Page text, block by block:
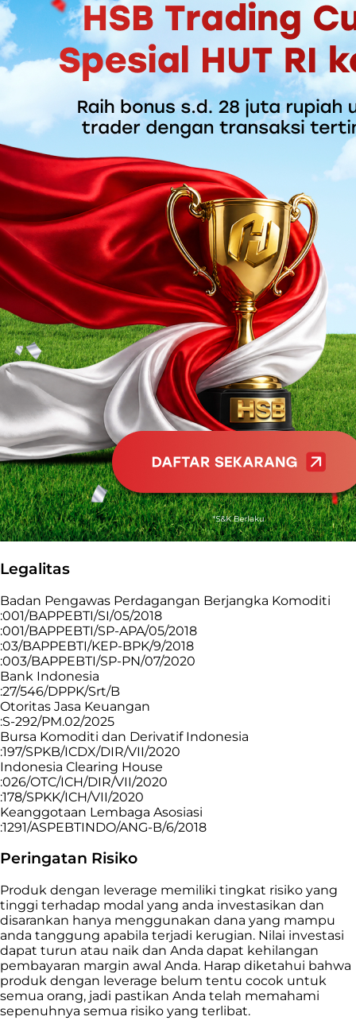
Legalitas
Badan Pengawas Perdagangan Berjangka Komoditi
:001/BAPPEBTI/SI/05/2018
:001/BAPPEBTI/SP-APA/05/2018
:03/BAPPEBTI/KEP-BPK/9/2018
:003/BAPPEBTI/SP-PN/07/2020
Bank Indonesia
:27/546/DPPK/Srt/B
Otoritas Jasa Keuangan
:S-292/PM.02/2025
Bursa Komoditi dan Derivatif Indonesia
:197/SPKB/ICDX/DIR/VII/2020
Indonesia Clearing House
:026/OTC/ICH/DIR/VII/2020
:178/SPKK/ICH/VII/2020
Keanggotaan Lembaga Asosiasi
:1291/ASPEBTINDO/ANG-B/6/2018
Peringatan Risiko
Produk dengan leverage memiliki tingkat risiko yang
tinggi terhadap modal yang anda investasikan dan
disarankan hanya menggunakan dana yang mampu
anda tanggung apabila terjadi kerugian. Nilai investasi
dapat turun atau naik dan Anda dapat kehilangan
pembayaran margin awal Anda. Harap diketahui bahwa
produk dengan leverage belum tentu cocok untuk
semua orang, jadi pastikan Anda telah memahami
sepenuhnya semua risiko yang terlibat.